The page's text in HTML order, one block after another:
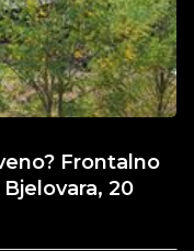
Frontalno
20